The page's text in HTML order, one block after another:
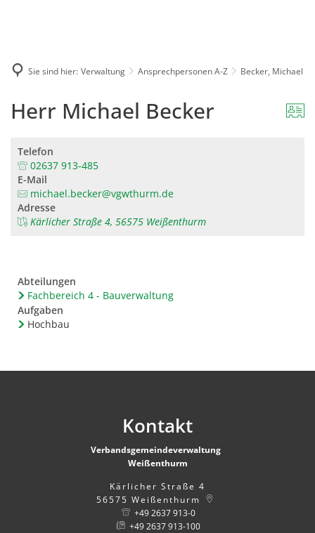
Sie sind hier: Verwaltung Ansprechpersonen A-Z Becker, Michael
Herr Michael Becker
Telefon
02637 913-485
E-Mail
michael.becker@vgwthurm.de
Adresse
Kärlicher Straße 4, 56575 Weißenthurm
Abteilungen
Fachbereich 4 - Bauverwaltung
Aufgaben
Hochbau
Kontakt
Verbandsgemeindeverwaltung
Weißenthurm
Kärlicher Straße 4
56575 Weißenthurm
+49 2637 913-0
+49 2637 913-100